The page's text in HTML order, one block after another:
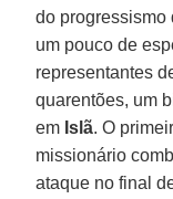
do progressismo
um pouco de
representantes
quarentões, um
em Islã. O
missionário
ataque no final